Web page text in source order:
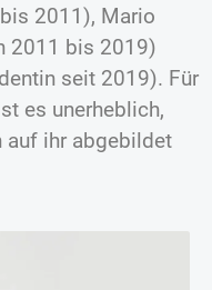
2011), Mario
2011 bis 2019)
seit 2019). Für
es unerheblich,
auf ihr abgebildet